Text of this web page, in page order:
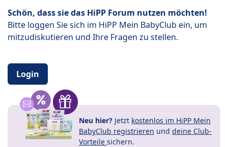
Schön, dass sie das HiPP Forum nutzen möchten!
Bitte loggen Sie sich im HiPP Mein BabyClub ein, um
mitzudiskutieren und Ihre Fragen zu stellen.
Login
Neu hier? Jetzt kostenlos im HiPP Mein
BabyClub registrieren und deine Club-
Vorteile sichern.